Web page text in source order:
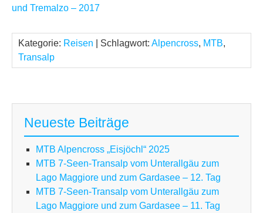
und Tremalzo – 2017
Kategorie: Reisen | Schlagwort: Alpencross, MTB,
Transalp
Neueste Beiträge
MTB Alpencross „Eisjöchl“ 2025
MTB 7-Seen-Transalp vom Unterallgäu zum
Lago Maggiore und zum Gardasee – 12. Tag
MTB 7-Seen-Transalp vom Unterallgäu zum
Lago Maggiore und zum Gardasee – 11. Tag